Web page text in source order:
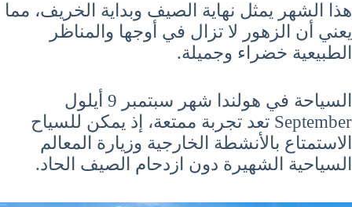
هذا الشهر يمثل نهاية الصيف وبداية الخريف، مما
يعني أن الزهور لا تزال في أوجها والمناظر
الطبيعية خضراء وجميلة.
السياحة في هولندا شهر سبتمبر 9 أيلول
September تعد تجربة ممتعة، إذ يمكن للسياح
الاستمتاع بالأنشطة الخارجية وزيارة المعالم
السياحية الشهيرة دون ازدحام الصيف الحاد.